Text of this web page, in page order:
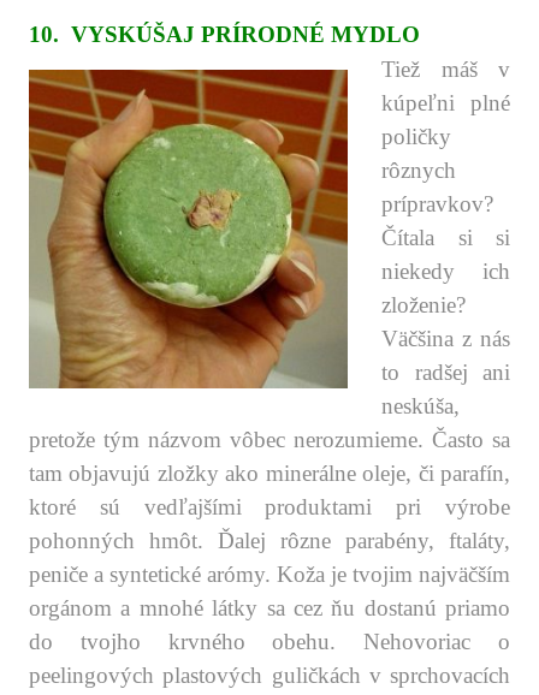
10. VYSKÚŠAJ PRÍRODNÉ MYDLO
Tiež máš v
kúpeľni plné
poličky
rôznych
prípravkov?
Čítala si si
niekedy ich
zloženie?
Väčšina z nás
to radšej ani
neskúša,
pretože tým názvom vôbec nerozumieme. Často sa
tam objavujú zložky ako minerálne oleje, či parafín,
ktoré sú vedľajšími produktami pri výrobe
pohonných hmôt. Ďalej rôzne parabény, ftaláty,
peniče a syntetické arómy. Koža je tvojim najväčším
orgánom a mnohé látky sa cez ňu dostanú priamo
do tvojho krvného obehu. Nehovoriac o
peelingových plastových guličkách v sprchovacích